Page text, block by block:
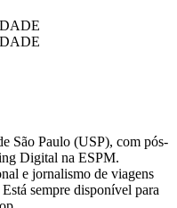
São Paulo (USP), com pós-
Digital na ESPM.
e jornalismo de viagens
sempre disponível para